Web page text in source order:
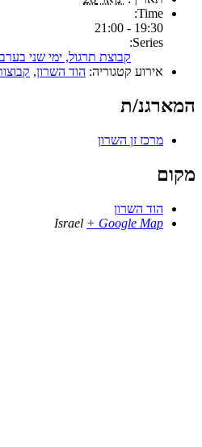
Time:
19:30 - 21:00
Series:
קבוצת תרגול, ימי שני
אירוע קטגוריה: הוד השרון,
המארגנ/ת
מרכז זן השרון
מקום
הוד השרון
Israel + Google Map